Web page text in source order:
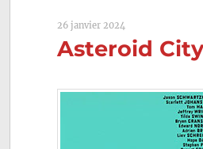
26 janvier 2024
Asteroid